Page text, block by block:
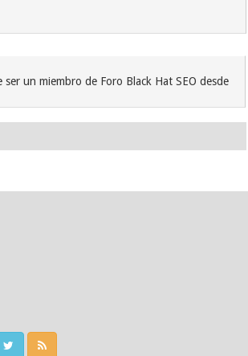
un miembro de Foro Black Hat SEO desde